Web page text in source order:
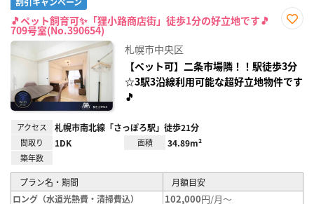
🎵ペット飼育可✨「狸小路商店街」徒歩1分の好立地です🎵
709号室(No.390654)
録
札幌市中央区
【ペット可】二条市場隣！！駅徒歩3分
☆3駅3沿線利用可能な超好立地物件です
🎵
アクセス 札幌市南北線「さっぽろ駅」徒歩21分
間取り 1DK 面積 34.89m²
築年数
プラン名・期間
月額目安
ロング（水道光熱費・清掃費込）
102,000円/月～